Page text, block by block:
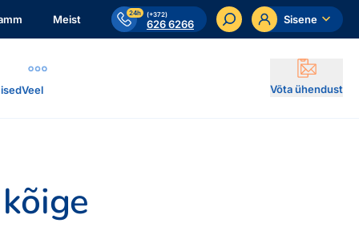
Meist 24h (+372)
626 6266 Sisene
Veel Võta ühendust